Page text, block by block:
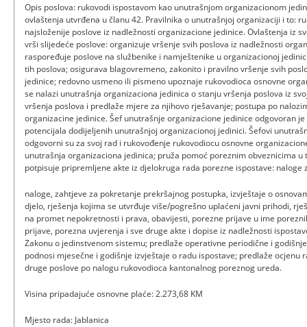
Opis poslova: rukovodi ispostavom kao unutrašnjom organizacionom
ovlaštenja utvrđena u članu 42. Pravilnika o unutrašnjoj organizaciji i to:
najsloženije poslove iz nadležnosti organizacione jedinice. Ovlaštenja iz
vrši slijedeće poslove: organizuje vršenje svih poslova iz nadležnosti
raspoređuje poslove na službenike i namještenike u organizacionoj
tih poslova; osigurava blagovremeno, zakonito i pravilno vršenje svih
jedinice; redovno usmeno ili pismeno upoznaje rukovodioca osnovne
se nalazi unutrašnja organizaciona jedinica o stanju vršenja poslova iz
vršenja poslova i predlaže mjere za njihovo rješavanje; postupa po
organizacine jedinice. Šef unutrašnje organizacione jedinice odgovoran
potencijala dodijeljenih unutrašnjoj organizacionoj jedinici. Šefovi
odgovorni su za svoj rad i rukovođenje rukovodiocu osnovne
unutrašnja organizaciona jedinica; pruža pomoć poreznim obveznicima u
potpisuje pripremljene akte iz djelokruga rada porezne ispostave: naloge
naloge, zahtjeve za pokretanje prekršajnog postupka, izvještaje o
djelo, rješenja kojima se utvrđuje više/pogrešno uplaćeni javni prihodi,
na promet nepokretnosti i prava, obavijesti, porezne prijave u ime
prijave, porezna uvjerenja i sve druge akte i dopise iz nadležnosti
Zakonu o jedinstvenom sistemu; predlaže operativne periodične i
podnosi mjesečne i godišnje izvještaje o radu ispostave; predlaže ocjenu
druge poslove po nalogu rukovodioca kantonalnog poreznog ureda.
Visina pripadajuće osnovne plaće: 2.273,68 KM
Mjesto rada: Jablanica